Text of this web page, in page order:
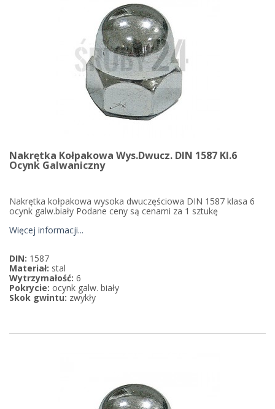
Nakrętka Kołpakowa Wys.dwucz. DIN 1587 Kl.6
Ocynk Galwaniczny
Nakrętka kołpakowa wysoka dwuczęściowa DIN 1587 klasa 6
ocynk galw.biały Podane ceny są cenami za 1 sztukę
Więcej informacji...
DIN: 1587
Materiał: stal
Wytrzymałość: 6
Pokrycie: ocynk galw. biały
Skok gwintu: zwykły